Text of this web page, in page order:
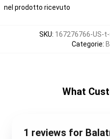
nel prodotto ricevuto
SKU: 167276766-US-
Categorie:
What
1 reviews for